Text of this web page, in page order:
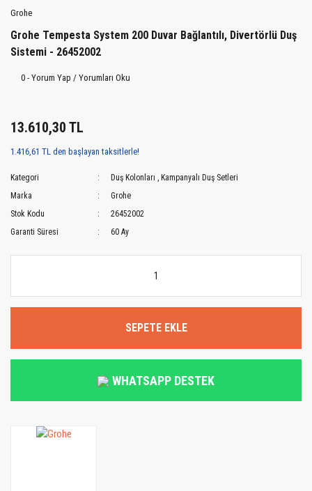
Grohe
Grohe Tempesta System 200 Duvar Bağlantılı, Divertörlü Duş
Sistemi - 26452002
0 - Yorum Yap / Yorumları Oku
13.610,30 TL
1.416,61 TL den başlayan taksitlerle!
Kategori Duş Kolonları , Kampanyalı Duş Setleri
Marka
Grohe
Stok Kodu
26452002
Garanti Süresi
60 Ay
SEPETE EKLE
WHATSAPP DESTEK